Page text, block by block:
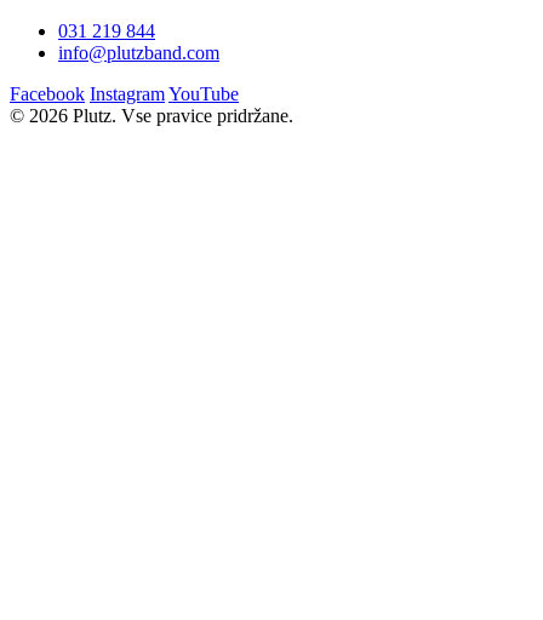
031 219 844
info@plutzband.com
Facebook InstagramYouTube
© 2026 Plutz. Vse pravice pridržane.